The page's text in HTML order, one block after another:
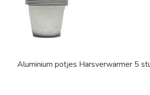
Aluminium potjes Harsverwarmer 5